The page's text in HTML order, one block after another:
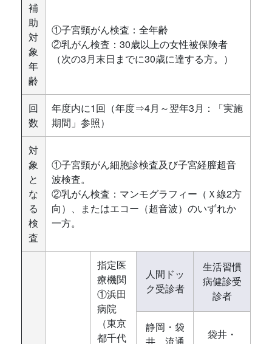
補
助
対
象
年
齢
①子宮頸がん検査：全年齢
②乳がん検査：30歳以上の女性被保険者
（次の3月末日までに30歳に達する方。）
回
数
年度内に1回（年度⇒4月～翌年3月：「実施
期間」参照）
対
象
と
な
る
検
査
①子宮頸がん細胞診検査及び子宮経膣超音
波検査。
②乳がん検査：マンモグラフィー（Ｘ線2方
向）、またはエコー（超音波）のいずれか
一方。
指定医
療機関
①浜田
病院
（東京
都千代
人間ドッ
ク受診者
生活習慣
病健診受
診者
静岡・袋
袋井・